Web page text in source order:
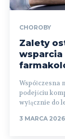
CHOROBY
Zalety
Współczesna
podejściu
wyłącznie do
3 MARCA 2026